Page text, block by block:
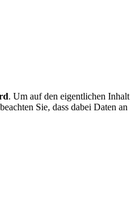
. Um auf den eigentlichen Inhalt
Sie, dass dabei Daten an